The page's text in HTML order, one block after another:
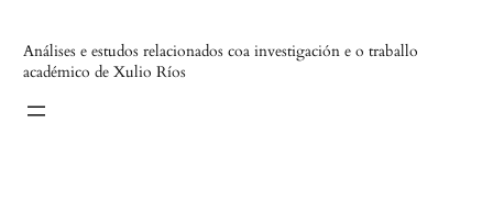
Análises e estudos relacionados coa investigación e o traballo
académico de Xulio Ríos